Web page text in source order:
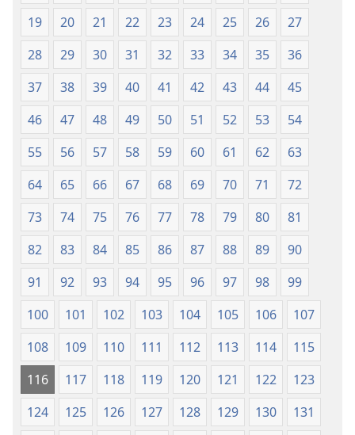
19
20 21 22 23 24 25 26
27
28
29 30 31 32 33 34 35
36
37
38 39 40 41 42 43 44
45
46
47 48 49 50 51 52 53
54
55
56 57 58 59 60 61 62
63
64
65 66 67 68 69 70 71
72
73
74 75 76 77 78 79 80
81
82
83 84 85 86 87 88 89
90
91
92 93 94 95 96 97 98
99
100
101 102 103 104 105 106
107
108
109 110 111 112 113 114
115
116
117 118 119 120 121 122
123
124
125 126 127 128 129 130
131